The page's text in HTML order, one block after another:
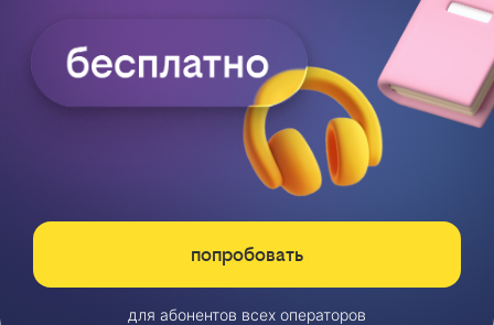
попробовать
для абонентов всех операторов